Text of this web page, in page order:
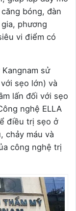
bóng, đàn
phương
vi điểm có
sử
sẹo lớn) và
lấn đối với sẹo
nghệ ELLA
điều trị sẹo ở
chảy máu và
công nghệ trị